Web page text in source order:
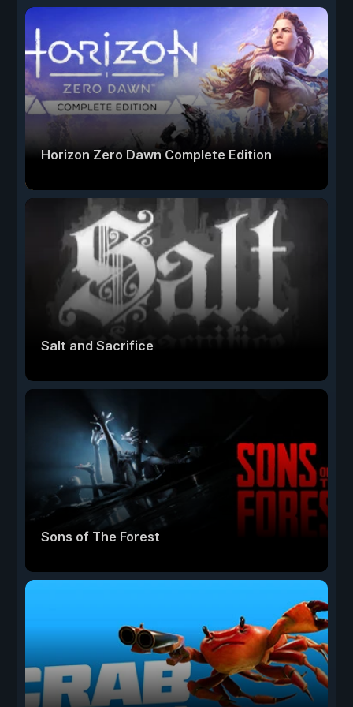
Horizon Zero Dawn Complete Edition
Salt and Sacrifice
Sons of The Forest